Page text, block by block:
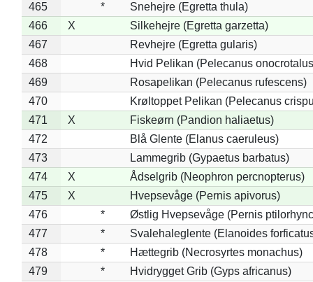
465
*
Snehejre (Egretta thula)
466
X
Silkehejre (Egretta garzetta)
467
Revhejre (Egretta gularis)
468
Hvid Pelikan (Pelecanus
469
Rosapelikan (Pelecanus rufescens)
470
Krøltoppet Pelikan (Pelecanus
471
X
Fiskeørn (Pandion haliaetus)
472
Blå Glente (Elanus caeruleus)
473
Lammegrib (Gypaetus barbatus)
474
X
Ådselgrib (Neophron percnopterus)
475
X
Hvepsevåge (Pernis apivorus)
476
*
Østlig Hvepsevåge (Pernis
477
*
Svalehaleglente (Elanoides
478
*
Hættegrib (Necrosyrtes monachus)
479
*
Hvidrygget Grib (Gyps africanus)